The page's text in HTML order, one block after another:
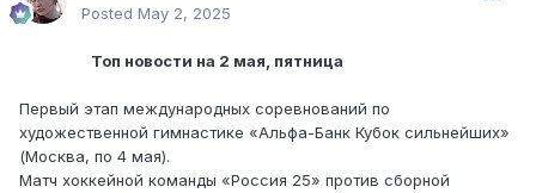
Posted May 2, 2025
Топ новости на 2 мая, пятница
Первый этап международных соревнований по
художественной гимнастике «Альфа-Банк Кубок cильнейших»
(Москва, по 4 мая).
Матч хоккейной команды «Россия 25» против сборной